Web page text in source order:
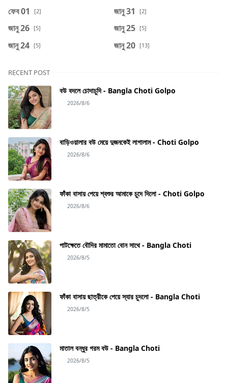
ফেব 01 [2] জানু 31 [2]
জানু 26 [5] জানু 25 [5]
জানু 24 [5] জানু 20 [13]
RECENT POST
বউ বদলে চোদাচুদি - Bangla Choti Golpo
2026/8/6
বাড়িওয়ালার বউ মেয়ে দুজনকেই লাগালাম - Choti Golpo
2026/8/6
ফাঁকা বাসায় পেয়ে শ্বশুর আমাকে চুদে দিলো - Choti Golpo
2026/8/6
পাটক্ষেতে বৌদির মামাতো বোন সাথে - Bangla Choti
2026/8/5
ফাঁকা বাসায় ছাত্রীকে পেয়ে স্যার চুদলো - Bangla Choti
2026/8/5
মাতাল বন্ধুর গরম বউ - Bangla Choti
2026/8/5